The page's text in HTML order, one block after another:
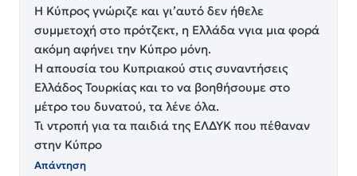
Η Κύπρος γνώριζε και γι’αυτό δεν ήθελε
συμμετοχή στο πρότζεκτ, η Ελλάδα νγια μια φορά
ακόμη αφήνει την Κύπρο μόνη.
Η απουσία του Κυπριακού στις συναντήσεις
Ελλάδος Τουρκίας και το να βοηθήσουμε στο
μέτρο του δυνατού, τα λένε όλα.
Τι ντροπή για τα παιδιά της ΕΛΔΥΚ που πέθαναν
στην Κύπρο
Απάντηση